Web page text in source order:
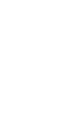
Rave RE- ja
HLCR Kashima
mm avaimella